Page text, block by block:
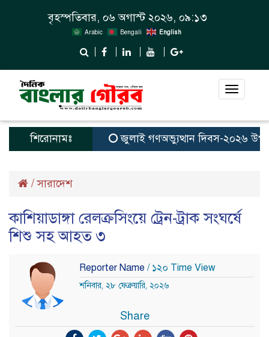
বৃহস্পতিবার, ০৬ অগাস্ট ২০২৬, ০৯:১৩
Arabic Bengali English
Toggle
শিরোনামঃ জুলাই গণঅভ্যুত্থান দিবস-২০২৬
/সারাদেশ
কাশিয়াডাঙ্গা রেলক্রসিংয়ে ট্রেন-ট্রাক সংঘর্ষে
শিশু সহ আহত ৩
Reporter Name / ১২০ Time View
শনিবার, ২৮ ফেব্রুয়ারি, ২০২৬
Share